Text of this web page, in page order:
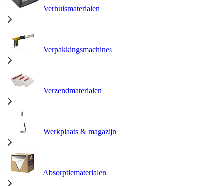
Verhuismaterialen
Verpakkingsmachines
Verzendmaterialen
Werkplaats & magazijn
Absorptiematerialen